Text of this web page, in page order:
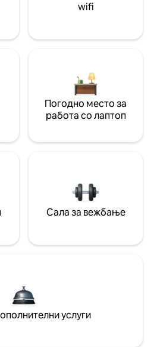
wifi
Погодно место за
работа со лаптоп
Сала за вежбање
услуги